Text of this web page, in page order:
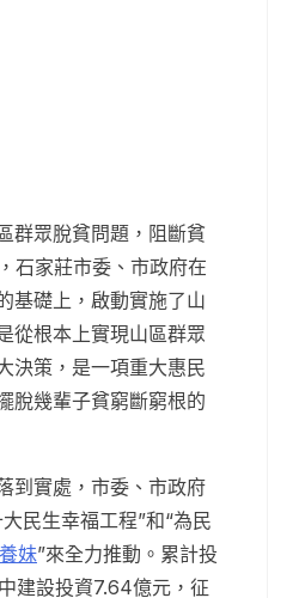
群眾脫貧問題，阻斷貧
石家莊市委、市政府在
基礎上，啟動實施了山
從根本上實現山區群眾
決策，是一項重大惠民
脫幾輩子貧窮斷窮根的
到實處，市委、市政府
民生幸福工程”和“為民
妹”來全力推動。累計投
建設投資7.64億元，征